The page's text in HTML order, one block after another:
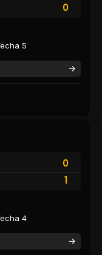
0
5
0
1
4